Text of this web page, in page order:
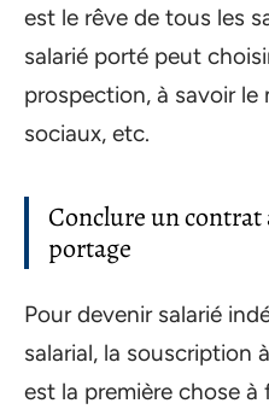
est le rêve de tous les
salarié porté peut
prospection, à savoir le
sociaux, etc.
Conclure un contrat
portage
Pour devenir salarié
salarial, la souscription
est la première chose